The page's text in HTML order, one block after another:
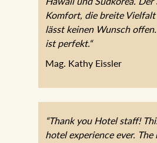
Hawaii und Südkorea. Der
Komfort, die breite Vielfalt
lässt keinen Wunsch offen.
“Thank you Hotel staff!